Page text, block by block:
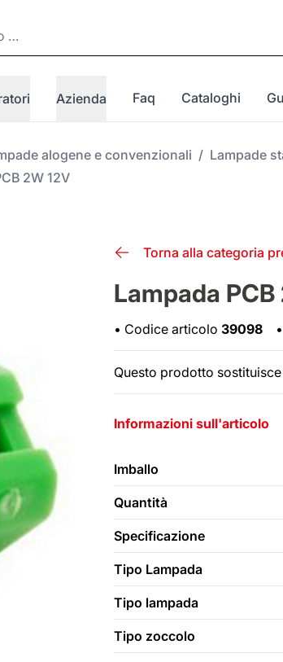
Azienda Faq Cataloghi
alogene e convenzionali / Lampade
2W 12V
Torna alla categoria
Lampada PCB
• Codice articolo 39098 •
Questo prodotto
Informazioni sull'articolo
Imballo
Quantità
Specificazione
Tipo Lampada
Tipo lampada
Tipo zoccolo